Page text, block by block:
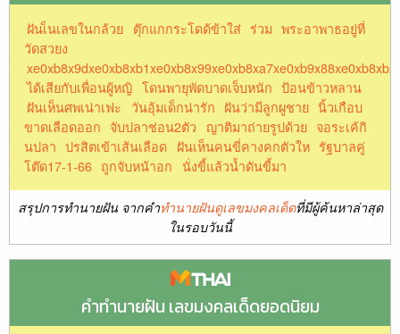
ฝันเ็นเลขในกล้วย ตุ๊กแกกระโดด้ข้าใส่ ร่วม พระอาพาธอยู่ที่
วัดสวยง
ได้เสียกับเพื่อนผู้หญิ โดนพายุพัดบาดเจ็บหนัก ป้อนข้าวหลาน
ฝันเห็นศพเน่าเฟะ
วันอุ้มเด็กน่ารัก ฝันว่ามีลูกผูชาย นิ้วเกือบ
ขาดเลือดออก จับปลาช่อน2ตัว ญาติมาถ่ายรูปด้วย จอระเค้กิ
นปลา ปรสิตเข้าเส้นเลือด ฝันเห็นคนขี่คางคกตัวให รัฐบาลคู่
โต๊ด17-1-66 ถูกจับหน้าอก นั่งขี้แล้วน้ำดันขี้มา
สรุปการทำนายฝัน จากคำทำนายฝันดูเลขมงคลเด็ดที่มีผู้ค้นหาล่าสุด
ในรอบวันนี้
คำทำนายฝัน เลขมงคลเด็ดยอดนิยม